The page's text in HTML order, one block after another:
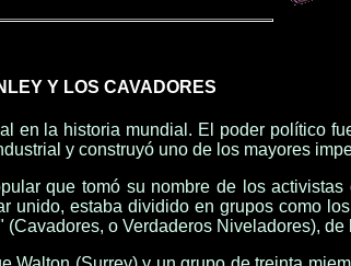
Y LOS CAVADORES
en la historia mundial. El poder político
y construyó uno de los mayores
que tomó su nombre de los
unido, estaba dividido en grupos como los
o Verdaderos Niveladores), de